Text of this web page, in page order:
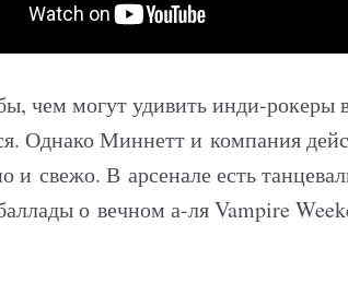
чем могут удивить инди-
Однако Миннетт и компания
и свежо. В арсенале есть
о вечном а-ля Vampire